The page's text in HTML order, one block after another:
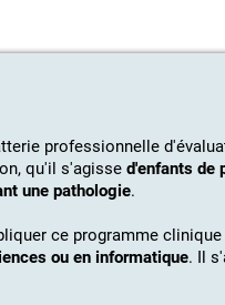
professionnelle
qu'il s'agisse d'enfants de
une pathologie.
ce programme clinique
ou en informatique. Il